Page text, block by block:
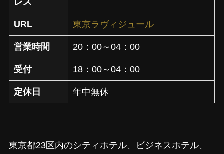
レス
URL 東京ラヴィジュール
営業時間 20：00～04：00
受付 18：00～04：00
定休日 年中無休
東京都23区内のシティホテル、ビジネスホテル、